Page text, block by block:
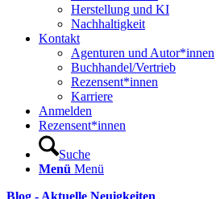
Herstellung und KI
Nachhaltigkeit
Kontakt
Agenturen und Autor*innen
Buchhandel/Vertrieb
Rezensent*innen
Karriere
Anmelden
Rezensent*innen
Suche
Menü Menü
Blog - Aktuelle Neuigkeiten